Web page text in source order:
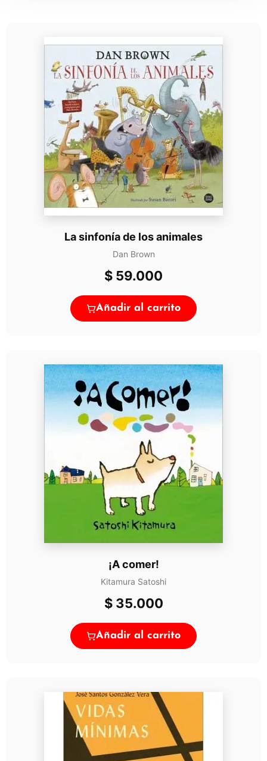
La sinfonía de los animales
Dan Brown
$ 59.000
Añadir al carrito
¡A comer!
Kitamura Satoshi
$35.000
Añadir al carrito